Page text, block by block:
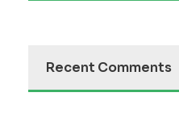
Recent Comments